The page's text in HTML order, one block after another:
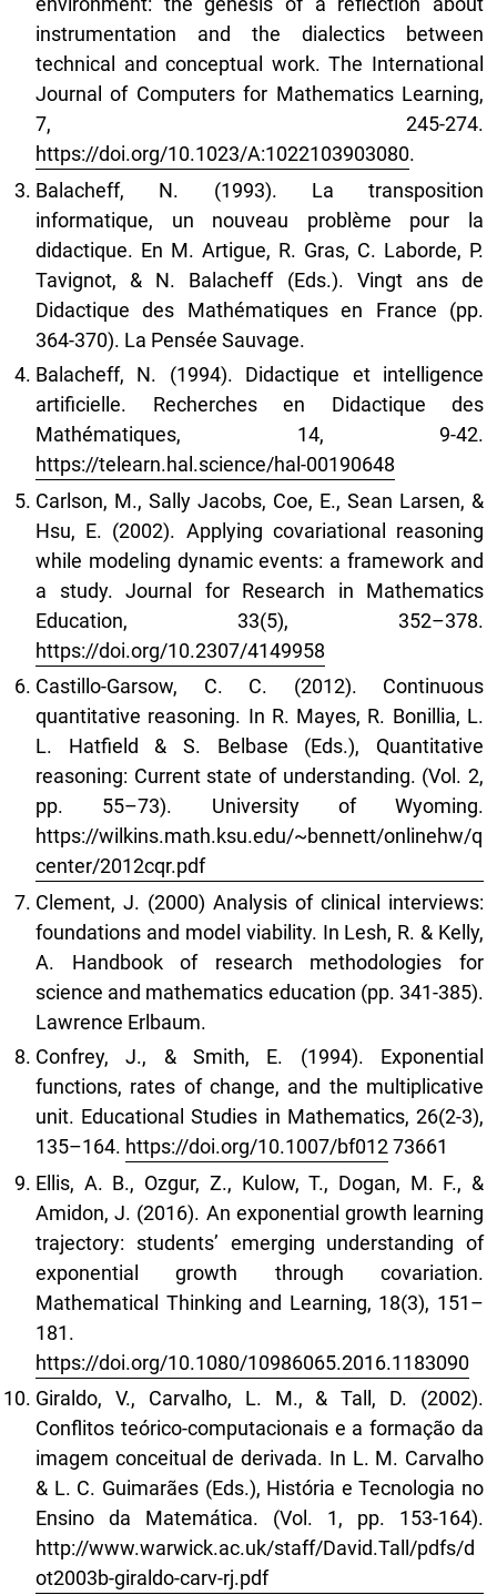
instrumentation and the dialectics between
technical and conceptual work. The International
Journal of Computers for Mathematics Learning,
7, 245-274.
https://doi.org/10.1023/A:1022103903080.
Balacheff, N. (1993). La transposition
informatique, un nouveau problème pour la
didactique. En M. Artigue, R. Gras, C. Laborde, P.
Tavignot, & N. Balacheff (Eds.). Vingt ans de
Didactique des Mathématiques en France (pp.
364-370). La Pensée Sauvage.
Balacheff, N. (1994). Didactique et intelligence
artificielle. Recherches en Didactique des
Mathématiques, 14, 9-42.
https://telearn.hal.science/hal-00190648
Carlson, M., Sally Jacobs, Coe, E., Sean Larsen, &
Hsu, E. (2002). Applying covariational reasoning
while modeling dynamic events: a framework and
a study. Journal for Research in Mathematics
Education, 33(5), 352–378.
https://doi.org/10.2307/4149958
Castillo-Garsow, C. C. (2012). Continuous
quantitative reasoning. In R. Mayes, R. Bonillia, L.
L. Hatfield & S. Belbase (Eds.), Quantitative
reasoning: Current state of understanding. (Vol. 2,
pp. 55–73). University of Wyoming.
https://wilkins.math.ksu.edu/~bennett/onlinehw/q
center/2012cqr.pdf
Clement, J. (2000) Analysis of clinical interviews:
foundations and model viability. In Lesh, R. & Kelly,
A. Handbook of research methodologies for
science and mathematics education (pp. 341-385).
Lawrence Erlbaum.
Confrey, J., & Smith, E. (1994). Exponential
functions, rates of change, and the multiplicative
unit. Educational Studies in Mathematics, 26(2-3),
135–164. https://doi.org/10.1007/bf01273661
Ellis, A. B., Ozgur, Z., Kulow, T., Dogan, M. F., &
Amidon, J. (2016). An exponential growth learning
trajectory: students’ emerging understanding of
exponential growth through covariation.
Mathematical Thinking and Learning, 18(3), 151–
181.
https://doi.org/10.1080/10986065.2016.1183090
Giraldo, V., Carvalho, L. M., & Tall, D. (2002).
Conflitos teórico-computacionais e a formação da
imagem conceitual de derivada. In L. M. Carvalho
& L. C. Guimarães (Eds.), História e Tecnologia no
Ensino da Matemática. (Vol. 1, pp. 153-164).
http://www.warwick.ac.uk/staff/David.Tall/pdfs/d
ot2003b-giraldo-carv-rj.pdf